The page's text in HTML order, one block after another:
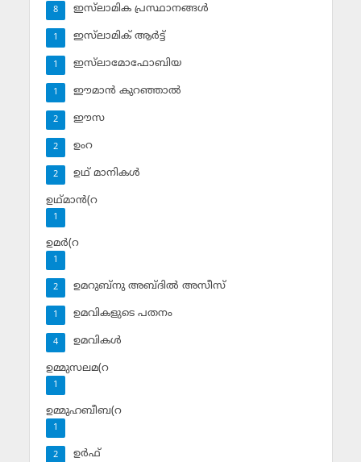
ഇസ്‌ലാമിക പ്രസ്ഥാനങ്ങള്‍
8
ഇസ്‌ലാമിക് ആര്‍ട്ട്
1
ഇസ്‌ലാമോഫോബിയ
1
ഈമാന്‍ കുറഞ്ഞാല്‍
1
ഈസ
2
ഉംറ
2
ഉഥ് മാനികള്‍
2
ഉഥ്മാന്‍(റ
1
ഉമര്‍(റ
1
ഉമറുബ്‌നു അബ്ദില്‍ അസീസ്‌
2
ഉമവികളുടെ പതനം
1
ഉമവികള്‍
4
ഉമ്മുസലമ(റ
1
ഉമ്മുഹബീബ(റ
1
ഉര്‍ഫ്
2